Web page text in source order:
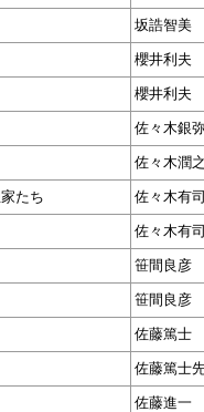
坂誥智美
櫻井利夫
櫻井利夫
佐々木銀
佐々木潤
たち 佐々木有
佐々木有
笹間良彦
笹間良彦
佐藤篤士
佐藤篤士
佐藤進一